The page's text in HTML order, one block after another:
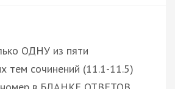
ОДНУ из пяти
тем сочинений (11.1-11.5)